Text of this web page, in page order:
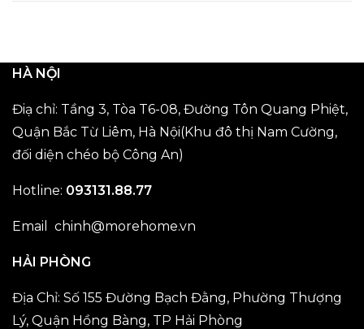
HÀ NỘI
Điạ chỉ: Tầng 3, Tòa T6-08, Đường Tôn Quang Phiệt,
Quận Bắc Từ Liêm, Hà Nội(Khu đô thị Nam Cường,
đối diện chéo bộ Công An)
Hotline: 093131.88.77
Email chinh@morehome.vn
HẢI PHÒNG
Địa Chỉ: Số 155 Đường Bạch Đằng, Phường Thượng
Lý, Quận Hồng Bàng, TP Hải Phòng